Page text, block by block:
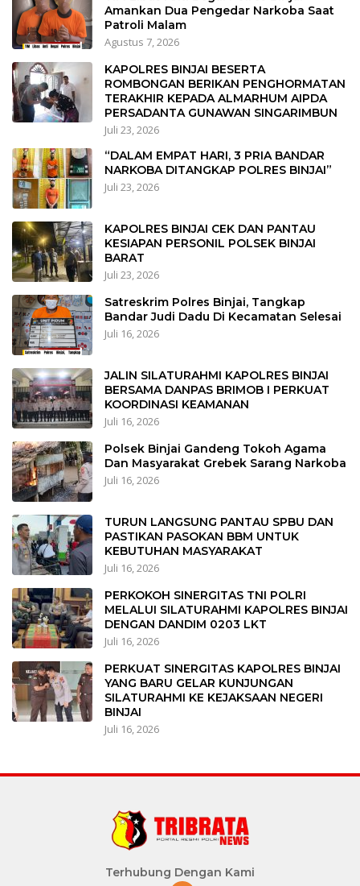
Amankan Dua Pengedar Narkoba Saat
Patroli Malam
Agustus 7, 2026
KAPOLRES BINJAI BESERTA
ROMBONGAN BERIKAN PENGHORMATAN
TERAKHIR KEPADA ALMARHUM AIPDA
PERSADANTA GUNAWAN SINGARIMBUN
Juli 23, 2026
“DALAM EMPAT HARI, 3 PRIA BANDAR
NARKOBA DITANGKAP POLRES BINJAI”
Juli 23, 2026
KAPOLRES BINJAI CEK DAN PANTAU
KESIAPAN PERSONIL POLSEK BINJAI
BARAT
Juli 23, 2026
Satreskrim Polres Binjai, Tangkap
Bandar Judi Dadu Di Kecamatan Selesai
Juli 16, 2026
JALIN SILATURAHMI KAPOLRES BINJAI
BERSAMA DANPAS BRIMOB I PERKUAT
KOORDINASI KEAMANAN
Juli 16, 2026
Polsek Binjai Gandeng Tokoh Agama
Dan Masyarakat Grebek Sarang Narkoba
Juli 16, 2026
TURUN LANGSUNG PANTAU SPBU DAN
PASTIKAN PASOKAN BBM UNTUK
KEBUTUHAN MASYARAKAT
Juli 16, 2026
PERKOKOH SINERGITAS TNI POLRI
MELALUI SILATURAHMI KAPOLRES BINJAI
DENGAN DANDIM 0203 LKT
Juli 16, 2026
PERKUAT SINERGITAS KAPOLRES BINJAI
YANG BARU GELAR KUNJUNGAN
SILATURAHMI KE KEJAKSAAN NEGERI
BINJAI
Juli 16, 2026
Terhubung Dengan Kami